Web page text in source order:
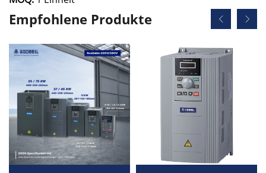
Empfohlene Produkte